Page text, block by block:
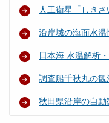
人工衛星「しき
沿岸域の海面水温
日本海 水温解析
調査船千秋丸の観
秋田県沿岸の自